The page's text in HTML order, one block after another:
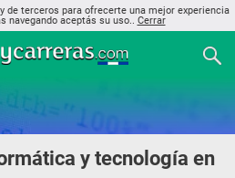
de terceros para ofrecerte una mejor experiencia
navegando aceptás su uso.. Cerrar
y tecnología en